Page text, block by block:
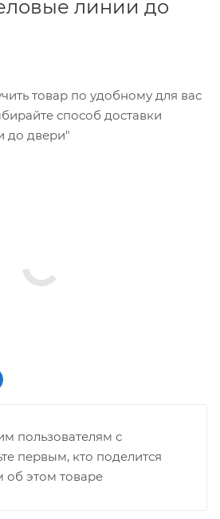
линии до
товар по удобному для вас
способ доставки
до двери"
пользователям с
первым, кто поделится
этом товаре